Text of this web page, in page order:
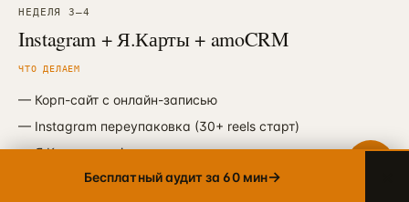
НЕДЕЛЯ 3—4
Instagram + Я.Карты + amoCRM
ЧТО ДЕЛАЕМ
— Корп-сайт с онлайн-записью
— Instagram переупаковка (30+ reels старт)
—Я.Карты premium
amoCRM с lifecycle
ЗВОНОК · ПН–ПТ 10:00–19:00
Бесплатный аудит за 60 мин→